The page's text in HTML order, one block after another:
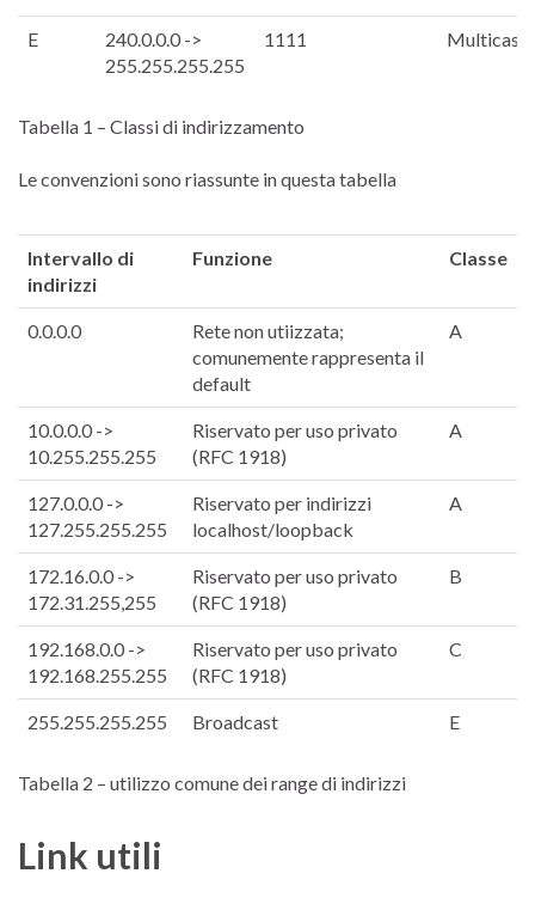
E
240.0.0.0 ->
255.255.255.255
1111 Multicast
Tabella 1 – Classi di indirizzamento
Le convenzioni sono riassunte in questa tabella
Intervallo di
indirizzi
Funzione Classe
0.0.0.0
Rete non utiizzata;
comunemente rappresenta il
default
A
10.0.0.0 ->
10.255.255.255
Riservato per uso privato
(RFC 1918)
A
127.0.0.0 ->
127.255.255.255
Riservato per indirizzi
localhost/loopback
A
172.16.0.0 ->
172.31.255,255
Riservato per uso privato
(RFC 1918)
B
192.168.0.0 ->
192.168.255.255
Riservato per uso privato
(RFC 1918)
C
255.255.255.255 Broadcast E
Tabella 2 – utilizzo comune dei range di indirizzi
Link utili